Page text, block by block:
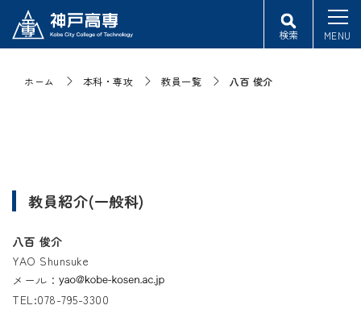
検索 MENU
ホーム 本科・専攻 教員一覧 八百 俊介
教員紹介(一般科)
八百 俊介
YAO Shunsuke
メール：
TEL:078-795-3300